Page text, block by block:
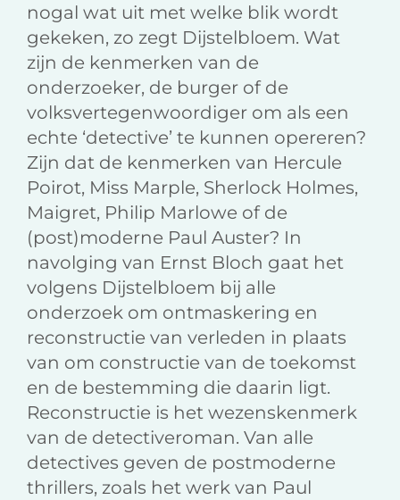
nogal wat uit met welke blik wordt
gekeken, zo zegt Dijstelbloem. Wat
zijn de kenmerken van de
onderzoeker, de burger of de
volksvertegenwoordiger om als een
echte ‘detective’ te kunnen opereren?
Zijn dat de kenmerken van Hercule
Poirot, Miss Marple, Sherlock Holmes,
Maigret, Philip Marlowe of de
(post)moderne Paul Auster? In
navolging van Ernst Bloch gaat het
volgens Dijstelbloem bij alle
onderzoek om ontmaskering en
reconstructie van verleden in plaats
van om constructie van de toekomst
en de bestemming die daarin ligt.
Reconstructie is het wezenskenmerk
van de detectiveroman. Van alle
detectives geven de postmoderne
thrillers, zoals het werk van Paul